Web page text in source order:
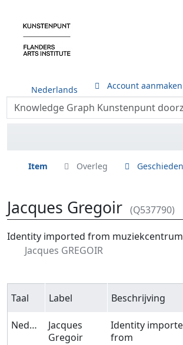
Nederlands Account aanmaken
Item Overleg
Jacques Gregoir (Q537790)
Ga naar: navigatie ,zoeken
Identity imported from
Jacques GREGOIR
Taal Label Beschrijving
Nederlands
Jacques
Gregoir
Identity
from